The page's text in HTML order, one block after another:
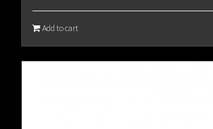
Add to cart